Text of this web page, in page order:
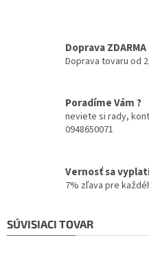
Doprava ZDARMA
Doprava tovaru od
Poradíme Vám ?
neviete si rady,
0948650071
Vernosť sa
7% zľava pre
SÚVISIACI TOVAR